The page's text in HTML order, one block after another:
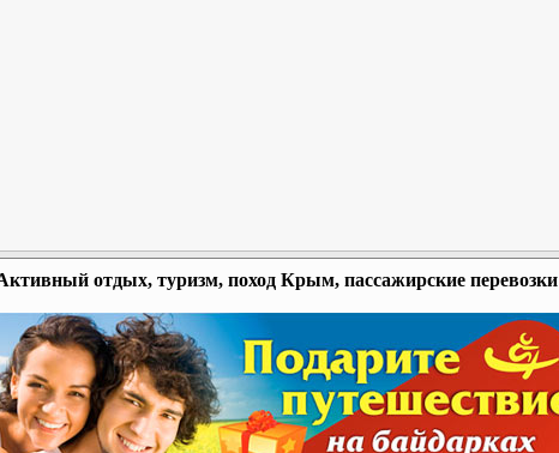
отдых, туризм, поход Крым, пассажирские перевозки